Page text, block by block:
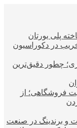
پلی یورتان
در دکوراسیون
چطور دقیق‌ترین
فروشگاهی؛ از
و برندینگ در صنعت